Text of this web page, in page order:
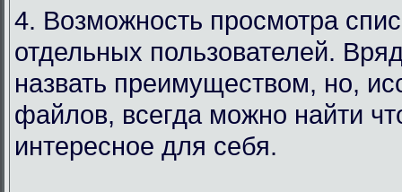
4. Возможность просмотра
отдельных пользователей.
назвать преимуществом, но,
файлов, всегда можно найти
интересное для себя.